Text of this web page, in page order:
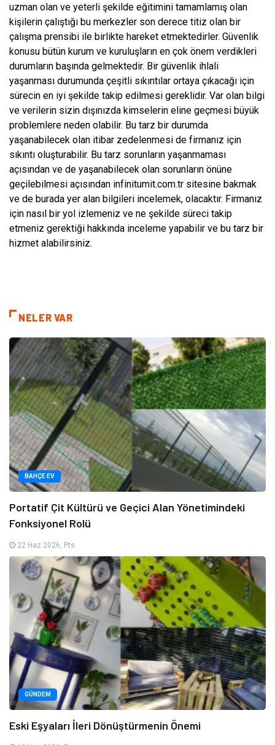
uzman olan ve yeterli şekilde eğitimini tamamlamış olan
kişilerin çalıştığı bu merkezler son derece titiz olan bir
çalışma prensibi ile birlikte hareket etmektedirler. Güvenlik
konusu bütün kurum ve kuruluşların en çok önem verdikleri
durumların başında gelmektedir. Bir güvenlik ihlali
yaşanması durumunda çeşitli sıkıntılar ortaya çıkacağı için
sürecin en iyi şekilde takip edilmesi gereklidir. Var olan bilgi
ve verilerin sizin dışınızda kimselerin eline geçmesi büyük
problemlere neden olabilir. Bu tarz bir durumda
yaşanabilecek olan itibar zedelenmesi de firmanız için
sıkıntı oluşturabilir. Bu tarz sorunların yaşanmaması
açısından ve de yaşanabilecek olan sorunların önüne
geçilebilmesi açısından infinitumit.com.tr sitesine bakmak
ve de burada yer alan bilgileri incelemek, olacaktır. Firmanız
için nasıl bir yol izlemeniz ve ne şekilde süreci takip
etmeniz gerektiği hakkında inceleme yapabilir ve bu tarz bir
hizmet alabilirsiniz.
NELER VAR
BAHÇE EV
Portatif Çit Kültürü ve Geçici Alan Yönetimindeki
Fonksiyonel Rolü
22 Haz 2026, Pts
GÜNDEM
Eski Eşyaları İleri Dönüştürmenin Önemi